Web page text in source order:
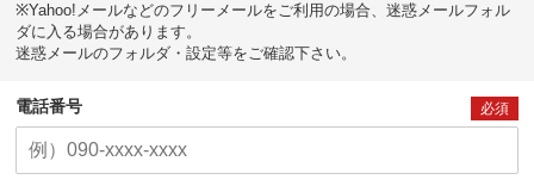
※Yahoo!メールなどのフリーメールをご利用の場合、迷惑メールフォル
ダに入る場合があります。
迷惑メールのフォルダ・設定等をご確認下さい。
電話番号 必須